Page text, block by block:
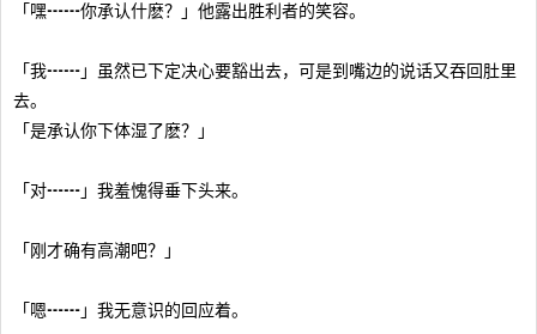
「嘿┅┅你承认什麽？」他露出胜利者的笑容。
「我┅┅」虽然已下定决心要豁出去，可是到嘴边的说话又吞回肚里
去。
「是承认你下体湿了麽？」
「对┅┅」我羞愧得垂下头来。
「刚才确有高潮吧？」
「嗯┅┅」我无意识的回应着。